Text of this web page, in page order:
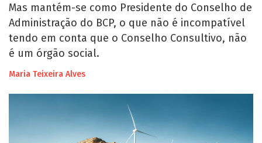
Mas mantém-se como Presidente do Conselho de
Administração do BCP, o que não é incompatível
tendo em conta que o Conselho Consultivo, não
é um órgão social.
Maria Teixeira Alves